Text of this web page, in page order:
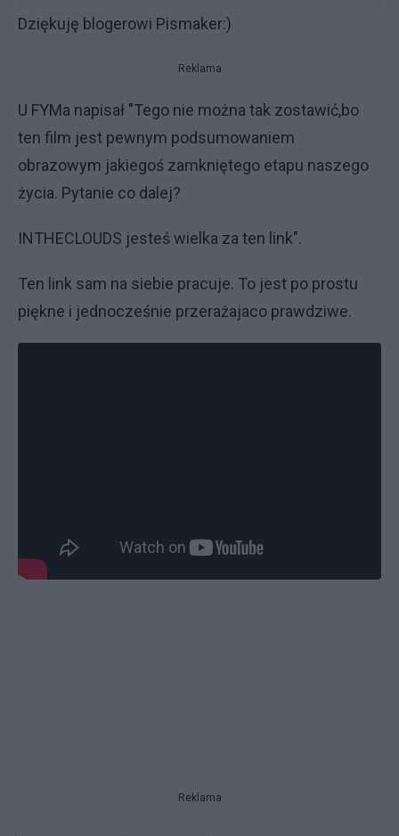
Dziękuję blogerowi Pismaker:)
Reklama
U FYMa napisał "Tego nie można tak zostawić,bo
ten film jest pewnym podsumowaniem
obrazowym jakiegoś zamkniętego etapu naszego
życia. Pytanie co dalej?
INTHECLOUDS jesteś wielka za ten link".
Ten link sam na siebie pracuje. To jest po prostu
piękne i jednocześnie przerażajaco prawdziwe.
Reklama